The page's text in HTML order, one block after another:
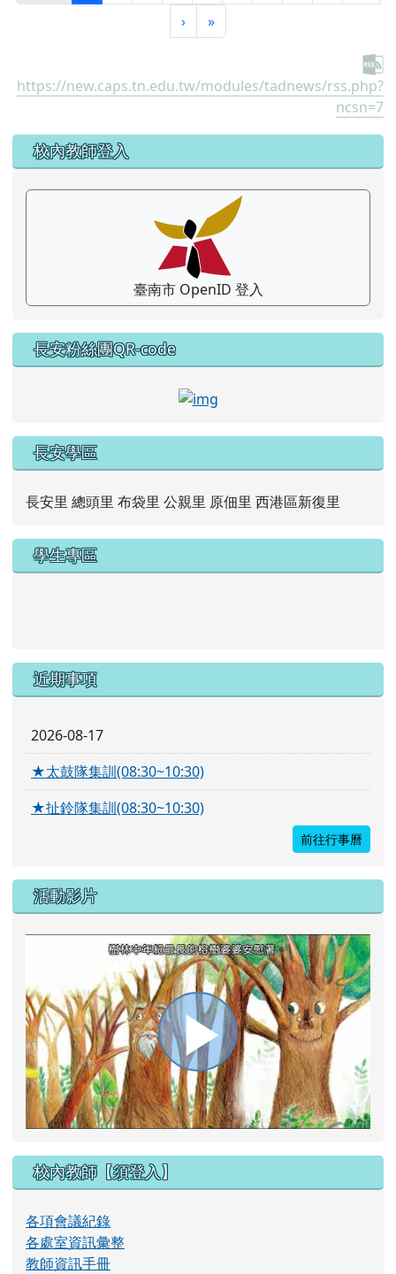
›下一頁
»最後頁
https://new.caps.tn.edu.tw/modules/tadnews/rss.php?
ncsn=7
左邊區域內容
校內教師登入
臺南市 OpenID 登入
長安粉絲團QR-code
link to https://
長安學區
長安里 總頭里 布袋里 公親里 原佃里 西港區新復里
學生專區
近期事項
2026-08-17
★太鼓隊集訓(08:30~10:30)
★扯鈴隊集訓(08:30~10:30)
前往行事曆
活動影片
播
放
校內教師【須登入】
各項會議紀錄
各處室資訊彙整
教師資訊手冊